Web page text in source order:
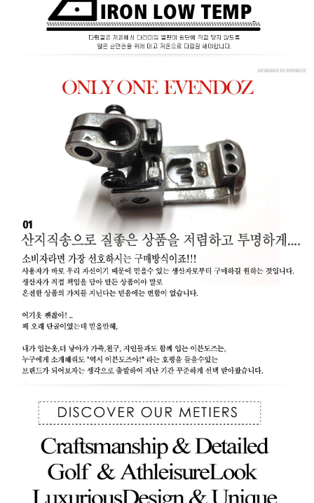
홈으로가기
이전페이지
관련상품..
신상품보기